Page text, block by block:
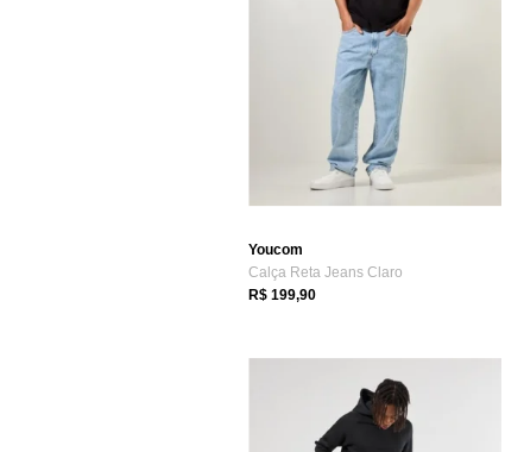
Youcom
Calça Reta Jeans Claro
R$ 199,90